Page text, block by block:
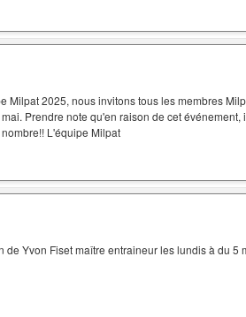
Milpat 2025, nous invitons tous les membres
Prendre note qu'en raison de cet événement,
nombre!! L'équipe Milpat
Yvon Fiset maître entraineur les lundis à du 5